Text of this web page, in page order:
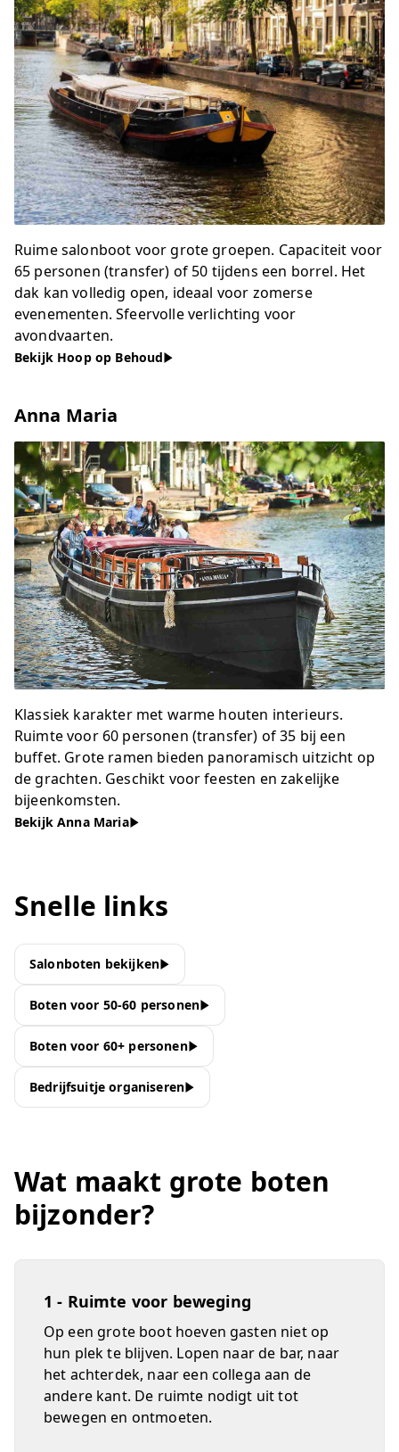
Ruime salonboot voor grote groepen. Capaciteit voor
65 personen (transfer) of 50 tijdens een borrel. Het
dak kan volledig open, ideaal voor zomerse
evenementen. Sfeervolle verlichting voor
avondvaarten.
Bekijk Hoop op Behoud
Anna Maria
Klassiek karakter met warme houten interieurs.
Ruimte voor 60 personen (transfer) of 35 bij een
buffet. Grote ramen bieden panoramisch uitzicht op
de grachten. Geschikt voor feesten en zakelijke
bijeenkomsten.
Bekijk Anna Maria
Snelle links
Salonboten bekijken
Boten voor 50-60 personen
Boten voor 60+ personen
Bedrijfsuitje organiseren
Wat maakt grote boten
bijzonder?
1 - Ruimte voor beweging
Op een grote boot hoeven gasten niet op
hun plek te blijven. Lopen naar de bar, naar
het achterdek, naar een collega aan de
andere kant. De ruimte nodigt uit tot
bewegen en ontmoeten.